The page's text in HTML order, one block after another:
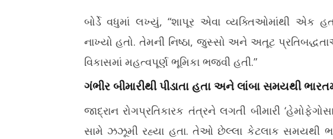
બોર્ડે વધુમાં લખ્યું, “શાપૂર એવા વ્યક્તિઓમાંથી એક
નાખ્યો હતો. તેમની નિષ્ઠા, જુસ્સો અને અતૂટ
વિકાસમાં મહત્વપૂર્ણ ભૂમિકા ભજવી હતી.”
ગંભીર બીમારીથી પીડાતા હતા અને લાંબા સમયથી
જાદ્રાન રોગપ્રતિકારક તંત્રને લગતી બીમારી
સામે ઝઝૂમી રહ્યા હતા. તેઓ છેલ્લા કેટલાક સમયથી